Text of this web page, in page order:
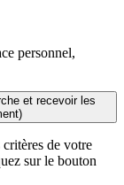
personnel,
et recevoir les
de votre
sur le bouton